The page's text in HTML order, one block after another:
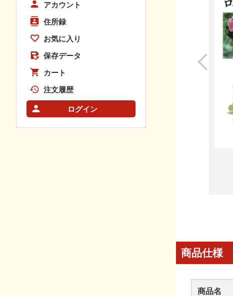
商品仕様
商品名
アカウント
住所録
お気に入り
保存データ
カート
注文履歴
ログイン